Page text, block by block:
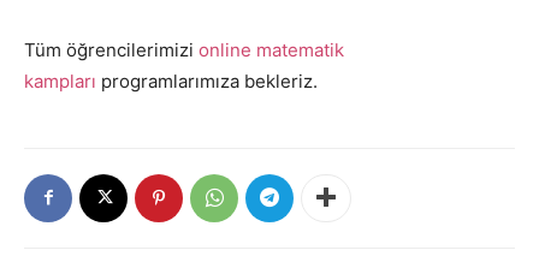
Tüm öğrencilerimizi online matematik
kampları programlarımıza bekleriz.